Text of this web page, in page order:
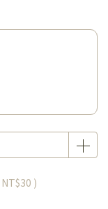
NT$30 )